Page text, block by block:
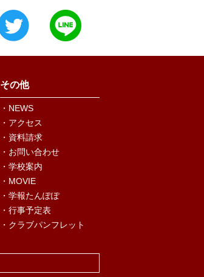
その他
・NEWS
・アクセス
・資料請求
・お問い合わせ
・学校案内
・MOVIE
・学報たんぽぽ
・行事予定表
・クラブパンフレット